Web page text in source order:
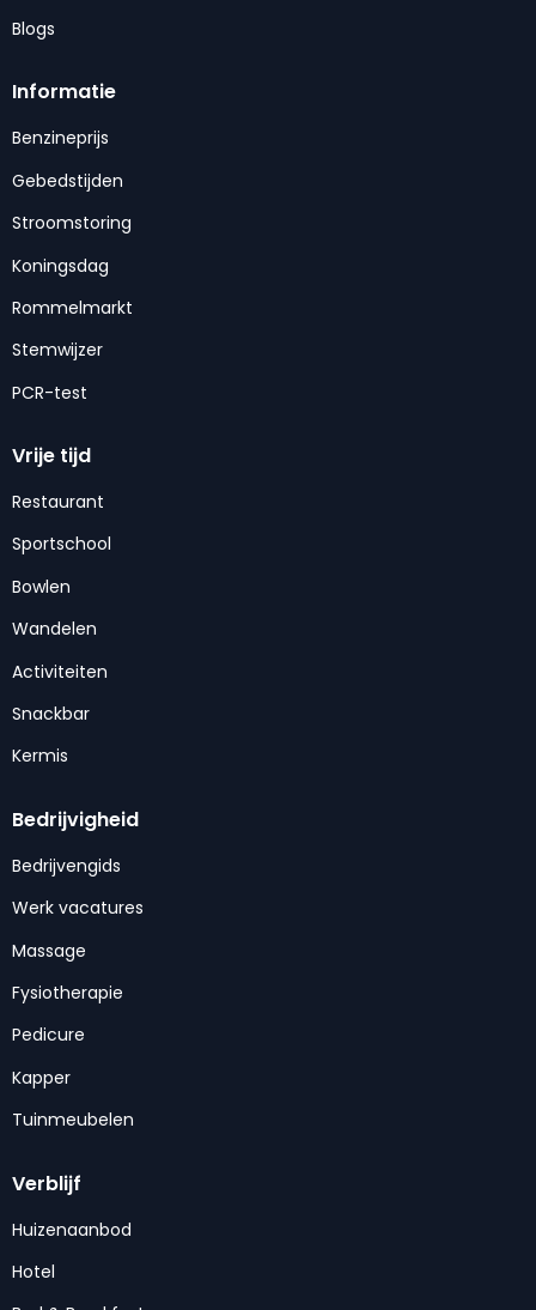
Blogs
Informatie
Benzineprijs
Gebedstijden
Stroomstoring
Koningsdag
Rommelmarkt
Stemwijzer
PCR-test
Vrije tijd
Restaurant
Sportschool
Bowlen
Wandelen
Activiteiten
Snackbar
Kermis
Bedrijvigheid
Bedrijvengids
Werk vacatures
Massage
Fysiotherapie
Pedicure
Kapper
Tuinmeubelen
Verblijf
Huizenaanbod
Hotel